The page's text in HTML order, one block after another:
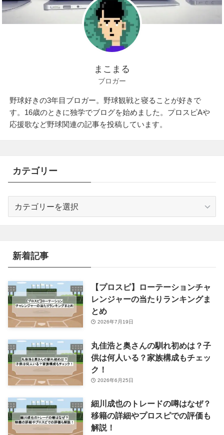
まこまる
ブロガー
野球好きの3年目ブロガー。野球観戦と寝ることが好きで
す。16歳のときに独学でブログを始めました。プロスピAや
応援歌など野球関連の記事を投稿しています。
カテゴリー
ー
新着記事
【プロスピ】ローテーションチャ
レンジャーの当たりランキングま
とめ
2026年7月19日
丸佳浩と奥さんの馴れ初めは？子
供は何人いる？家族構成もチェッ
ク！
2026年6月25日
細川成也のトレードの噂はなぜ？
移籍の詳細やプロスピでの評価も
解説！